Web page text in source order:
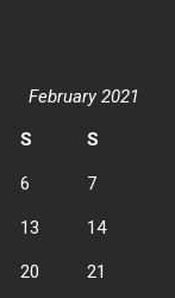
February 2021
S S
6 7
13 14
20 21